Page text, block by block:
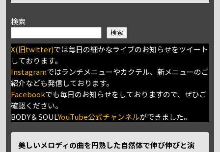
検索
検索
X(旧twitter)では毎日の細かなライブのお知らせをツイート
しております。
Instagramではランチメニューやカクテル、新メニューのご
紹介なども発信しております。
Facebookでも毎日のお知らせをしておりますので、ぜひご
確認ください。
BODY＆SOULYouTube公式チャンネルができました。
美しいメロディの曲を円熟した自然体で伸び伸びと演